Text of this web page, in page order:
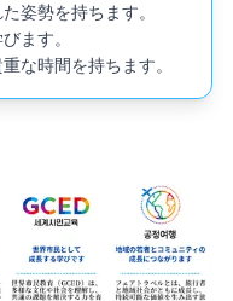
姿勢を持ちます。
ます。
な時間を持ちます。